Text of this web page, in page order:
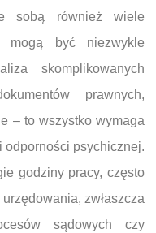
sobą również wiele
mogą być niezwykle
skomplikowanych
prawnych,
– to wszystko wymaga
odporności psychicznej.
godziny pracy, często
zwłaszcza
sądowych czy